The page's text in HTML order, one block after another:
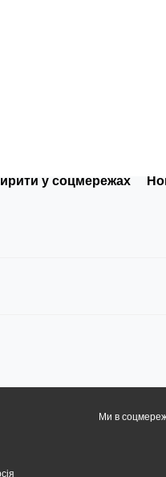
у соцмережах
Ми в